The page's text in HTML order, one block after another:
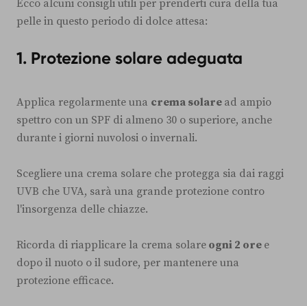
Ecco alcuni consigli utili per prenderti cura della tua
pelle in questo periodo di dolce attesa:
1. Protezione solare adeguata
Applica regolarmente una crema solare ad ampio
spettro con un SPF di almeno 30 o superiore, anche
durante i giorni nuvolosi o invernali.
Scegliere una crema solare che protegga sia dai raggi
UVB che UVA, sarà una grande protezione contro
l'insorgenza delle chiazze.
Ricorda di riapplicare la crema solare ogni 2 ore e
dopo il nuoto o il sudore, per mantenere una
protezione efficace.